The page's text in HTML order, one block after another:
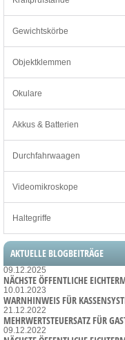
Gewichtskörbe
Objektklemmen
Okulare
Akkus & Batterien
Durchfahrwaagen
Videomikroskope
Haltegriffe
AKTUELLE BLOGBEITRÄGE
09.12.2025
NÄCHSTE ÖFFENTLICHE
10.01.2023
WARNHINWEIS FÜR
21.12.2022
MEHRWERTSTEUERSATZ FÜR
09.12.2022